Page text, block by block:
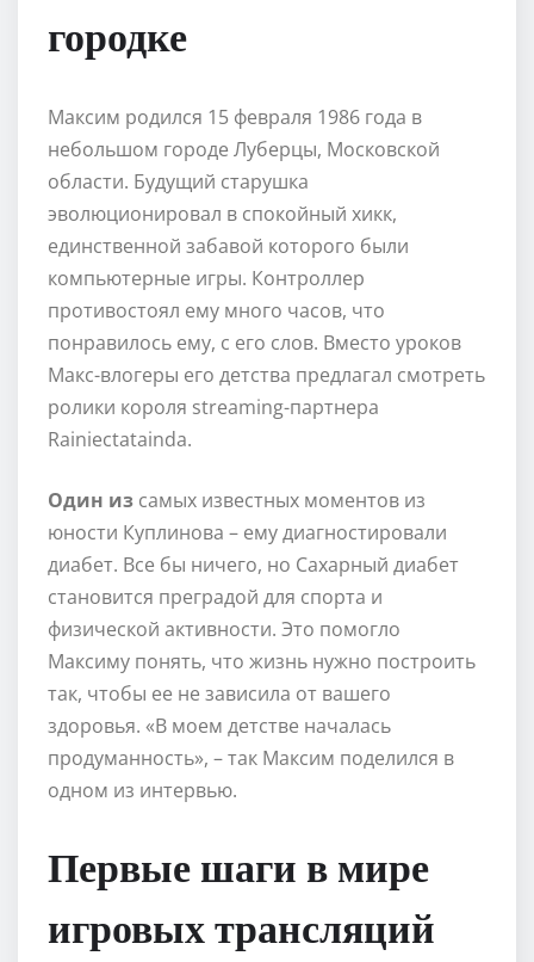
городке
Максим родился 15 февраля 1986 года в
небольшом городе Луберцы, Московской
области. Будущий старушка
эволюционировал в спокойный хикк,
единственной забавой которого были
компьютерные игры. Контроллер
противостоял ему много часов, что
понравилось ему, с его слов. Вместо уроков
Макс-влогеры его детства предлагал смотреть
ролики короля streaming-партнера
Rainiectatainda.
Один из самых известных моментов из
юности Куплинова – ему диагностировали
диабет. Все бы ничего, но Сахарный диабет
становится преградой для спорта и
физической активности. Это помогло
Максиму понять, что жизнь нужно построить
так, чтобы ее не зависила от вашего
здоровья. «В моем детстве началась
продуманность», – так Максим поделился в
одном из интервью.
Первые шаги в мире
игровых трансляций